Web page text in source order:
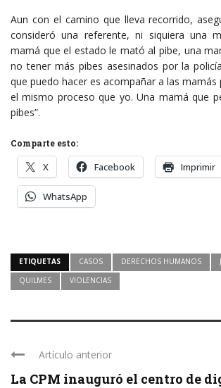
Aun con el camino que lleva recorrido,
consideró una referente, ni siquiera una
mamá que el estado le mató al pibe, una
no tener más pibes asesinados por la
que puedo hacer es acompañar a las mamás
el mismo proceso que yo. Una mamá que
pibes”.
Comparte esto:
X Facebook Imprimir
WhatsApp
ETIQUETAS CASOS DERECHOS HUMANOS
QUILMES
VIOLENCIAS
Artículo anterior
La CPM inauguró el centro de